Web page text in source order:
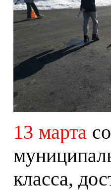
13 марта
класса,